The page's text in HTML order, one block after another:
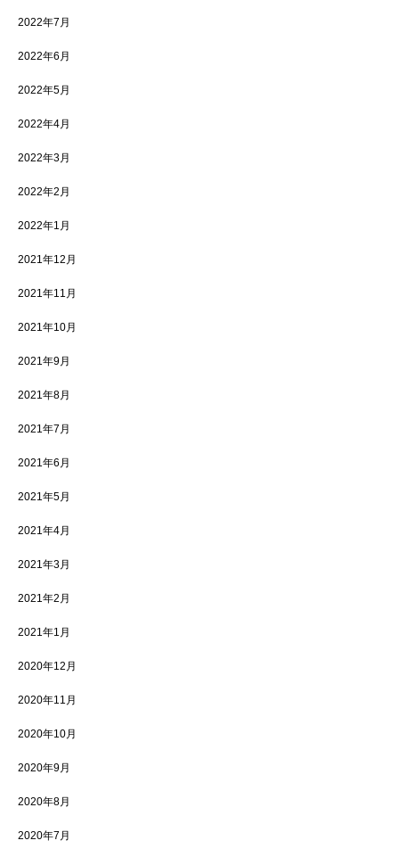
2022年7月
2022年6月
2022年5月
2022年4月
2022年3月
2022年2月
2022年1月
2021年12月
2021年11月
2021年10月
2021年9月
2021年8月
2021年7月
2021年6月
2021年5月
2021年4月
2021年3月
2021年2月
2021年1月
2020年12月
2020年11月
2020年10月
2020年9月
2020年8月
2020年7月